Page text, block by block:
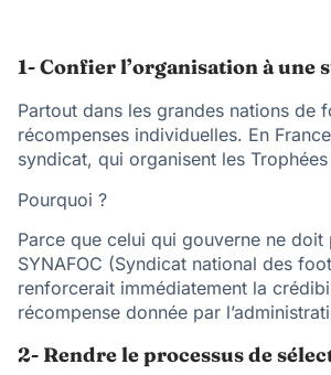
1- Confier l’organisation à
Partout dans les grandes nations de
récompenses individuelles. En
syndicat, qui organisent les Trophées
Pourquoi ?
Parce que celui qui gouverne ne
SYNAFOC (Syndicat national des
renforcerait immédiatement la
récompense donnée par
2- Rendre le processus de